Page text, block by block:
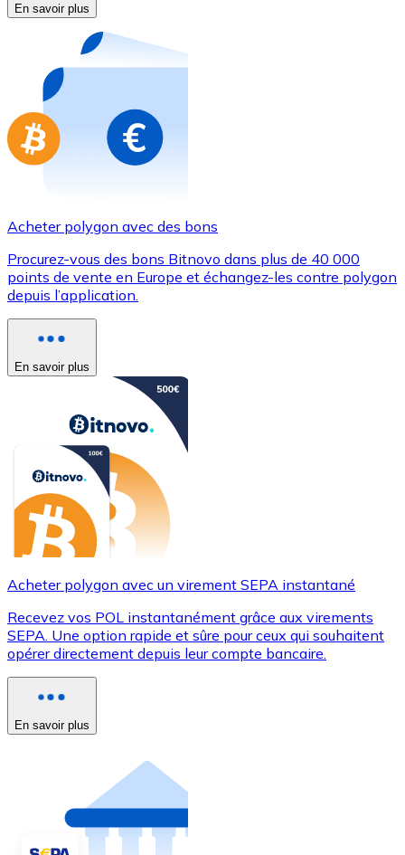
Nouveau
Achetez des cartes-cadeaux de vos marques
Aller à la boutique de cartes-cadeaux
En savoir plus
Acheter polygon avec des bons
Procurez-vous des bons Bitnovo dans plus de 40 000
points de vente en Europe et échangez-les contre polygon
depuis l’application.
En savoir plus
Acheter polygon avec un virement SEPA instantané
Recevez vos POL instantanément grâce aux virements
SEPA. Une option rapide et sûre pour ceux qui souhaitent
opérer directement depuis leur compte bancaire.
En savoir plus